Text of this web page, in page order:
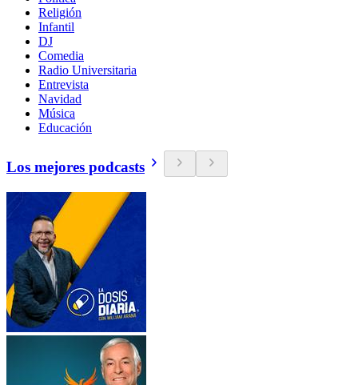
Religión
Infantil
DJ
Comedia
Radio Universitaria
Entrevista
Navidad
Música
Educación
Los mejores podcasts